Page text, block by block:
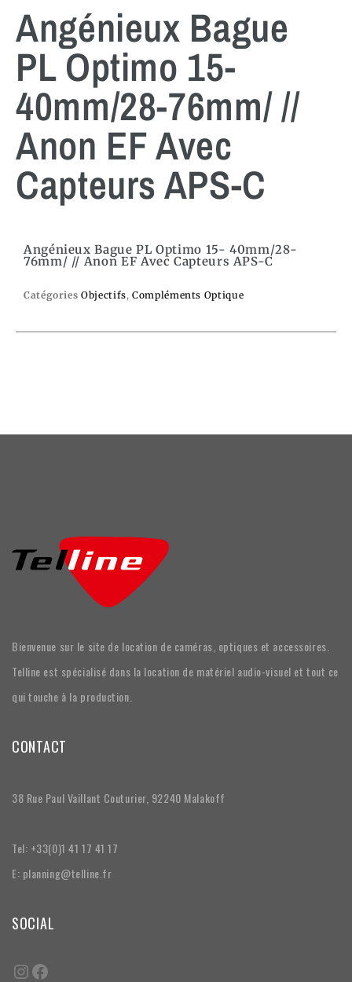
Angénieux Bague
PL Optimo 15-
40mm/28-76mm/ //
Anon EF Avec
Capteurs APS-C
Angénieux Bague PL Optimo 15- 40mm/28-
76mm/ // Anon EF Avec Capteurs APS-C
Catégories Objectifs,Compléments Optique
Bienvenue sur le site de location de caméras, optiques et accessoires.
Telline est spécialisé dans la location de matériel audio-visuel et tout ce
qui touche à la production.
CONTACT
38 Rue Paul Vaillant Couturier, 92240 Malakoff
Tel: +33(0)1 41 17 41 17
E: planning@telline.fr
SOCIAL